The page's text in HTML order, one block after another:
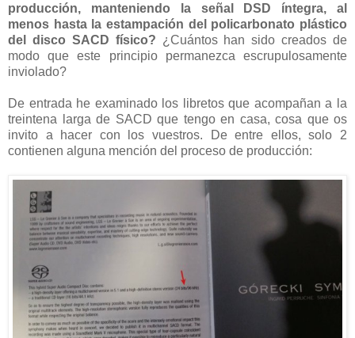
producción, manteniendo la señal DSD íntegra, al
menos hasta la estampación del policarbonato plástico
del disco SACD físico? ¿Cuántos han sido creados de
modo que este principio permanezca escrupulosamente
inviolado?
De entrada he examinado los libretos que acompañan a la
treintena larga de SACD que tengo en casa, cosa que os
invito a hacer con los vuestros. De entre ellos, solo 2
contienen alguna mención del proceso de producción: